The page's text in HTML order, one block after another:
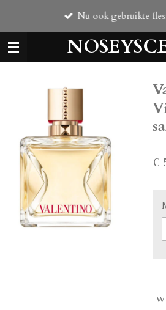
de
hoofdinhoud
Nu ook gebruikte
€